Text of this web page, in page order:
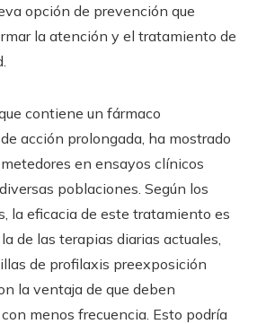
opción de prevención que
la atención y el tratamiento de
contiene un fármaco
acción prolongada, ha mostrado
en ensayos clínicos
poblaciones. Según los
la eficacia de este tratamiento es
de las terapias diarias actuales,
de profilaxis preexposición
la ventaja de que deben
menos frecuencia. Esto podría